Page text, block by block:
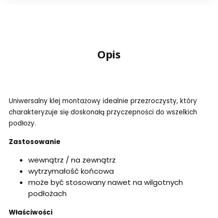
Opis
Uniwersalny klej montażowy idealnie przezroczysty, który
charakteryzuje się doskonałą przyczepności do wszelkich
podłoży.
Zastosowanie
wewnątrz / na zewnątrz
wytrzymałość końcowa
może być stosowany nawet na wilgotnych
podłożach
Właściwości